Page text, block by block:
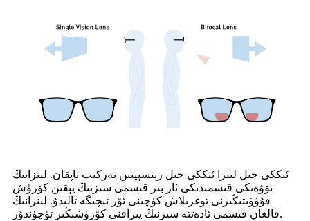
ئىككى خىل لىنزا ئىككى خىل رېتسېپتىن تەركىب تاپقان. لىنزانىڭ
تۆۋەنكى قىسمىدىكى ئاز بىر قىسمى سىزنىڭ يېقىن كۆرۈش
قۇۋۋىتىڭىزنى توغرىلاش كۈچىنى ئۆز ئىچىگە ئالىدۇ. لىنزانىڭ
قالغان قىسمى ئادەتتە سىزنىڭ يىراقنى كۆرۈشىڭىز ئۈچۈندۇر.